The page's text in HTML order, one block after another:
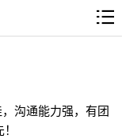
沟通能力强，有团